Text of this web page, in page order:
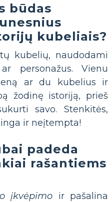
būdas
kubeliais?
kubelių, naudodami
personažus. Vienu
ar du kubelius ir
žodinę istoriją, prieš
savo. Stenkitės,
ir neįtempta!
padeda
rašantiems
įkvėpimo ir pašalina